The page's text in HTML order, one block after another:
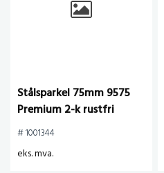
Stålsparkel 75mm 9575
Premium 2-k rustfri
# 1001344
eks. mva.